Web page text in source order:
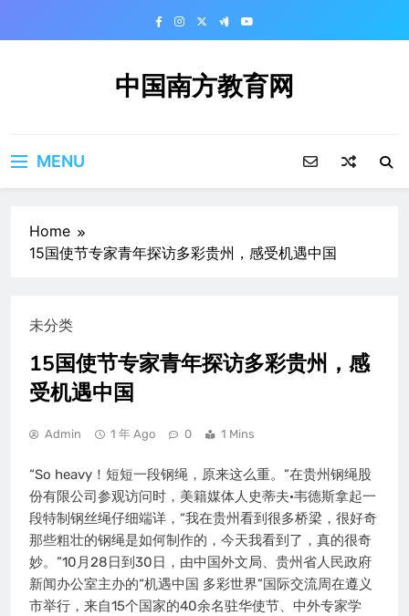
中国南方教育网
MENU
Home
15国使节专家青年探访多彩贵州，感受机遇中国
未分类
15国使节专家青年探访多彩贵州，感
受机遇中国
Admin 1 年 Ago 0 1 Mins
“So heavy！短短一段钢绳，原来这么重。”在贵州钢绳股
份有限公司参观访问时，美籍媒体人史蒂夫·韦德斯拿起一
段特制钢丝绳仔细端详，“我在贵州看到很多桥梁，很好奇
那些粗壮的钢绳是如何制作的，今天我看到了，真的很奇
妙。”10月28日到30日，由中国外文局、贵州省人民政府
新闻办公室主办的“机遇中国 多彩世界”国际交流周在遵义
市举行，来自15个国家的40余名驻华使节、中外专家学